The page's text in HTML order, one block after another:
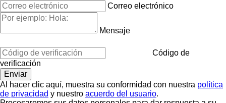
Correo electrónico
Mensaje
Código de
verificación
Al hacer clic aquí, muestra su conformidad con nuestra política
de privacidad y nuestro acuerdo del usuario.